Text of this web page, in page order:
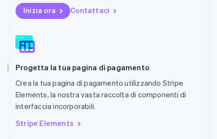
Inizia ora Contattaci
Progetta la tua pagina di pagamento
Crea la tua pagina di pagamento utilizzando Stripe
Elements, la nostra vasta raccolta di componenti di
interfaccia incorporabili.
Stripe Elements
Nuova Zelanda
English
Nederlands
Polonia
English
Portogallo
Português English
RAS di Hong Kong, Cina
English 简体中文
Regno Unito
Repubblica Ceca